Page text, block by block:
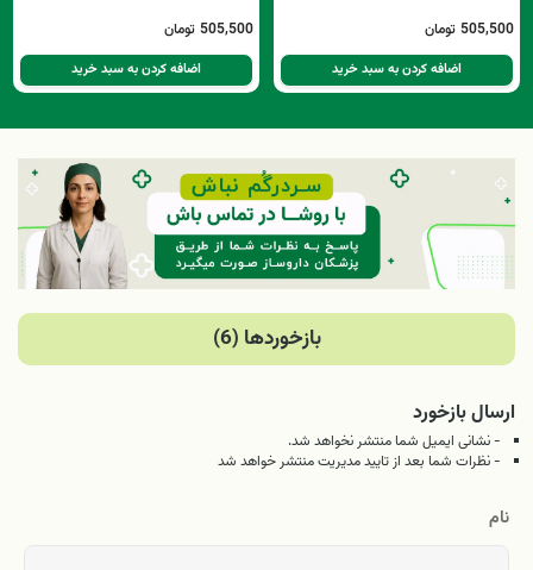
505,500 تومان
اضافه کردن به سبد خرید
505,500 تومان
اضافه کردن به سبد خرید
بازخوردها (6)
ارسال بازخورد
- نشانی ایمیل شما منتشر نخواهد شد.
- نظرات شما بعد از تایید مدیریت منتشر خواهد شد
نام